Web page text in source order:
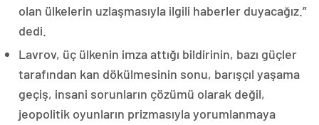
olan ülkelerin uzlaşmasıyla ilgili haberler duyacağız.”
dedi.
Lavrov, üç ülkenin imza attığı bildirinin, bazı güçler
tarafından kan dökülmesinin sonu, barışçıl yaşama
geçiş, insani sorunların çözümü olarak değil,
jeopolitik oyunların prizmasıyla yorumlanmaya